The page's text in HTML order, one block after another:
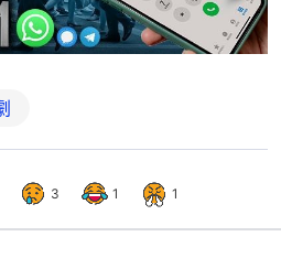
3 1 1